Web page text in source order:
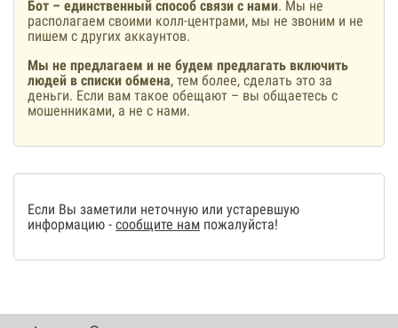
Бот – единственный способ связи с нами. Мы не
располагаем своими колл-центрами, мы не звоним и не
пишем с других аккаунтов.
Мы не предлагаем и не будем предлагать включить
людей в списки обмена, тем более, сделать это за
деньги. Если вам такое обещают – вы общаетесь с
мошенниками, а не с нами.
Если Вы заметили неточную или устаревшую
информацию - сообщите нам пожалуйста!